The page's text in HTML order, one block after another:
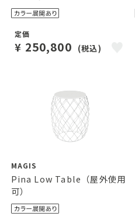
定価
¥ 250,800 (税込)
MAGIS
Pina Low Table（屋外使用
可）